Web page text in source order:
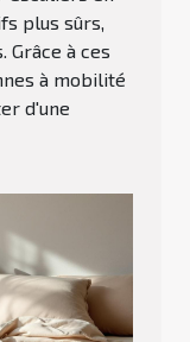
plus sûrs,
Grâce à ces
à mobilité
d'une